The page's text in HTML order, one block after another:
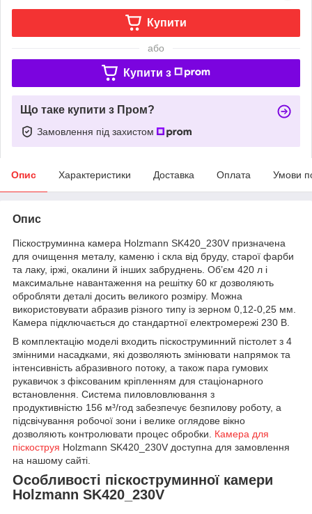
Купити
або
Купити з
Що таке купити з Пром?
Замовлення під захистом
Опис Характеристики Доставка Оплата Умови
Опис
Піскоструминна камера Holzmann SK420_230V призначена
для очищення металу, каменю і скла від бруду, старої фарби
та лаку, іржі, окалини й інших забруднень. Об’єм 420 л і
максимальне навантаження на решітку 60 кг дозволяють
обробляти деталі досить великого розміру. Можна
використовувати абразив різного типу із зерном 0,12-0,25 мм.
Камера підключається до стандартної електромережі 230 В.
В комплектацію моделі входить піскоструминний пістолет з 4
змінними насадками, які дозволяють змінювати напрямок та
інтенсивність абразивного потоку, а також пара гумових
рукавичок з фіксованим кріпленням для стаціонарного
встановлення. Система пиловловлювання з
продуктивністю 156 м³/год забезпечує безпилову роботу, а
підсвічування робочої зони і велике оглядове вікно
дозволяють контролювати процес обробки. Камера для
піскоструя Holzmann SK420_230V доступна для замовлення
на нашому сайті.
Особливості піскоструминної камери
Holzmann SK420_230V